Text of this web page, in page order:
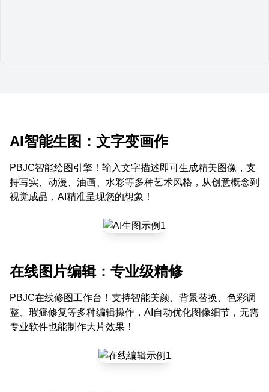
AI智能生图：文字变画作
PBJC智能绘图引擎！输入文字描述即可生成精美图像，支
持写实、动漫、油画、水彩等多种艺术风格，从创意概念到
视觉成品，AI精准呈现您的想象！
在线图片编辑：专业级精修
PBJC在线修图工作台！支持智能美颜、背景替换、色彩调
整、瑕疵修复等多种编辑操作，AI自动优化图像细节，无需
专业软件也能制作大片效果！